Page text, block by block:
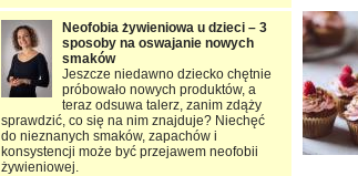
Neofobia żywieniowa u dzieci – 3
sposoby na oswajanie nowych
smaków
Jeszcze niedawno dziecko chętnie
próbowało nowych produktów, a
teraz odsuwa talerz, zanim zdąży
sprawdzić, co się na nim znajduje? Niechęć
do nieznanych smaków, zapachów i
konsystencji może być przejawem neofobii
żywieniowej.